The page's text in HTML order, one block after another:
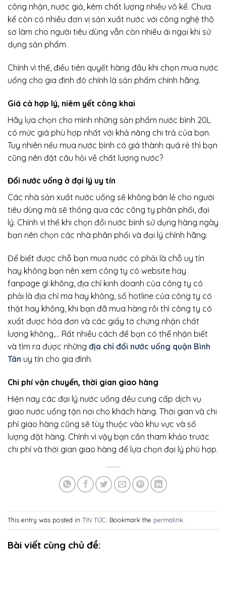
công nhận, nước giả, kém chất lượng nhiều vô kể. Chưa
kể còn có nhiều đơn vị sản xuất nước với công nghệ thô
sơ làm cho người tiêu dùng vẫn còn nhiều ái ngại khi sử
dụng sản phẩm.
Chính vì thế, điều tiên quyết hàng đầu khi chọn mua nước
uống cho gia đình đó chính là sản phẩm chính hãng.
Giá cả hợp lý, niêm yết công khai
Hãy lựa chọn cho mình những sản phẩm nước bình 20L
có mức giá phù hợp nhất với khả năng chi trả của bạn.
Tuy nhiên nếu mua nước bình có giá thành quá rẻ thì bạn
cũng nên đặt câu hỏi về chất lượng nước?
Đổi nước uống ở đại lý uy tín
Các nhà sản xuất nước uống sẽ không bán lẻ cho người
tiêu dùng mà sẽ thông qua các công ty phân phối, đại
lý. Chính vì thế khi chọn đổi nước bình sử dụng hàng ngày
bạn nên chọn các nhà phân phối và đại lý chính hãng.
Để biết được chỗ bạn mua nước có phải là chỗ uy tín
hay không bạn nên xem công ty có website hay
fanpage gì không, địa chỉ kinh doanh của công ty có
phải là địa chỉ ma hay không, số hotline của công ty có
thật hay không, khi bạn đã mua hàng rồi thì công ty có
xuất được hóa đơn và các giấy tờ chứng nhận chất
lượng không,… Rất nhiều cách để bạn có thể nhận biết
và tìm ra được những địa chỉ đổi nước uống quận Bình
Tân uy tín cho gia đình.
Chi phí vận chuyển, thời gian giao hàng
Hiện nay các đại lý nước uống đều cung cấp dịch vụ
giao nước uống tận nơi cho khách hàng. Thời gian và chi
phí giao hàng cũng sẽ tùy thuộc vào khu vực và số
lượng đặt hàng. Chính vì vậy bạn cần tham khảo trước
chi phí và thời gian giao hàng để lựa chọn đại lý phù hợp.
This entry was posted in TIN TỨC. Bookmark the permalink.
Bài viết cùng chủ đề: